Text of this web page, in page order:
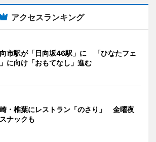
アクセスランキング
市駅が「日向坂46駅」に 「ひなたフェ
に向け「おもてなし」進む
・椎葉にレストラン「のさり」 金曜夜
ナックも